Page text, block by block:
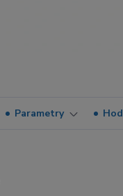
Parametry